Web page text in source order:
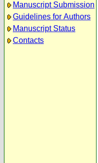
Manuscript Submission
Guidelines for Authors
Manuscript Status
Contacts